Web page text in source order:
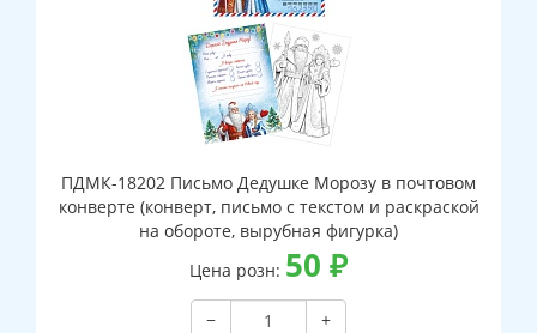
ПДМК-18202 Письмо Дедушке Морозу в почтовом
конверте (конверт, письмо с текстом и раскраской
на обороте, вырубная фигурка)
Цена розн: 50 ₽
−
+